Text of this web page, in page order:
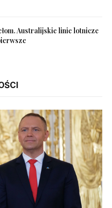
Australijskie linie lotnicze